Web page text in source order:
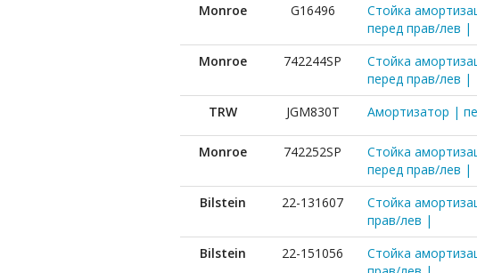
Monroe G16496
Стойка
перед прав/лев |
Monroe 742244SP
Стойка
перед прав/лев |
TRW JGM830T Амортизатор |
Monroe 742252SP
Стойка
перед прав/лев |
Bilstein 22-131607
Стойка
прав/лев |
Bilstein 22-151056
Стойка